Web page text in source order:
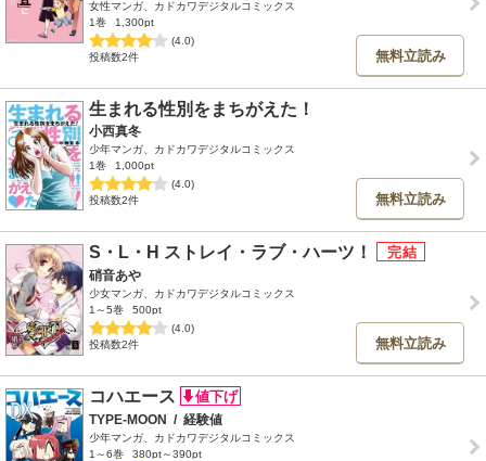
女性マンガ、カドカワデジタルコミックス
1巻
1,300pt
(4.0)
投稿数2件
無料立読み
生まれる性別をまちがえた！
小西真冬
少年マンガ、カドカワデジタルコミックス
1巻
1,000pt
(4.0)
投稿数2件
無料立読み
S・L・H ストレイ・ラブ・ハーツ！
硝音あや
少女マンガ、カドカワデジタルコミックス
1～5巻
500pt
(4.0)
投稿数2件
無料立読み
コハエース
TYPE-MOON / 経験値
少年マンガ、カドカワデジタルコミックス
1～6巻
380pt～390pt